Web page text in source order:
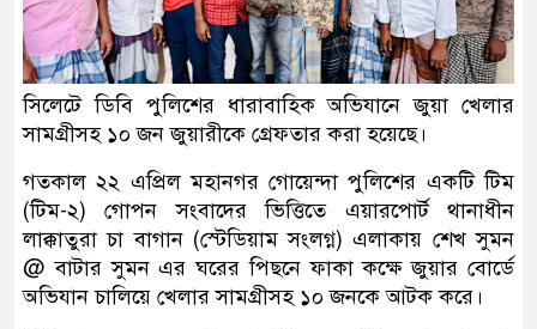
সিলেটে ডিবি পুলিশের ধারাবাহিক অভিযানে জুয়া খেলার
সামগ্রীসহ ১০ জন জুয়ারীকে গ্রেফতার করা হয়েছে।
গতকাল ২২ এপ্রিল মহানগর গোয়েন্দা পুলিশের একটি টিম
(টিম-২) গোপন সংবাদের ভিত্তিতে এয়ারপোর্ট থানাধীন
লাক্কাতুরা চা বাগান (স্টেডিয়াম সংলগ্ন) এলাকায় শেখ সুমন
@ বাটার সুমন এর ঘরের পিছনে ফাকা কক্ষে জুয়ার বোর্ডে
অভিযান চালিয়ে খেলার সামগ্রীসহ ১০ জনকে আটক করে।